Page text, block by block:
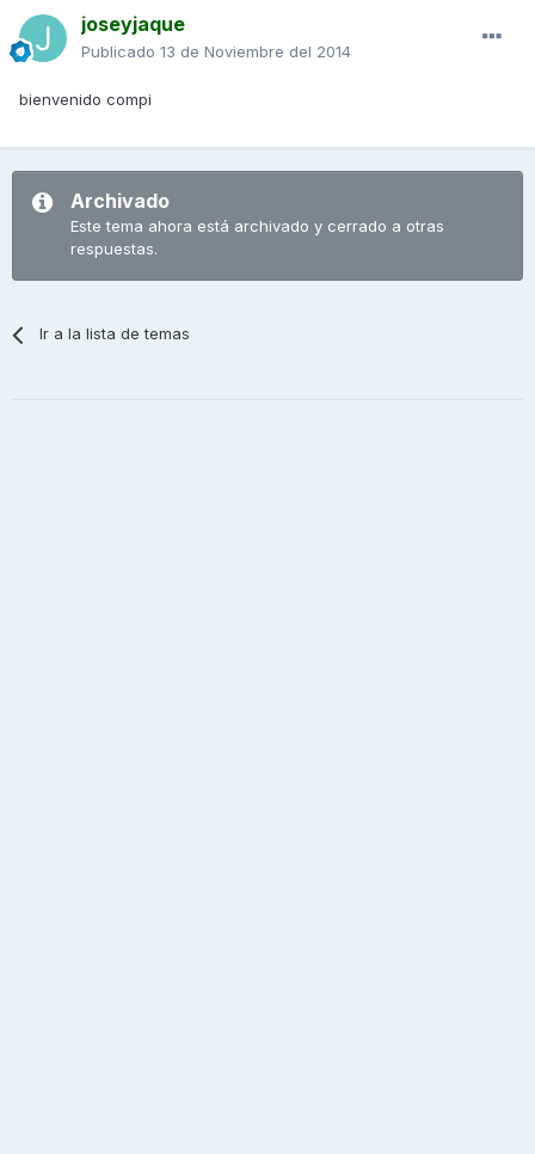
joseyjaque
Publicado 13 de Noviembre del 2014
bienvenido compi
Archivado
Este tema ahora está archivado y cerrado a otras
respuestas.
Ir a la lista de temas